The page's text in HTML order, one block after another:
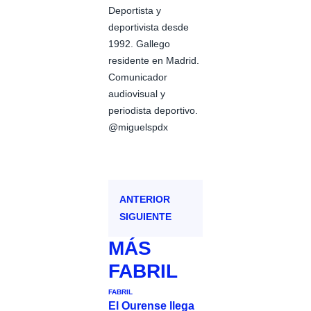
Deportista y
deportivista desde
1992. Gallego
residente en Madrid.
Comunicador
audiovisual y
periodista deportivo.
@miguelspdx
ANTERIOR
SIGUIENTE
MÁS
FABRIL
FABRIL
El Ourense llega